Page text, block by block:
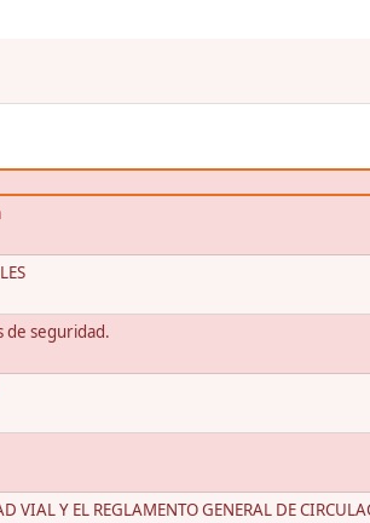
de seguridad.
VIAL Y EL REGLAMENTO GENERAL DE